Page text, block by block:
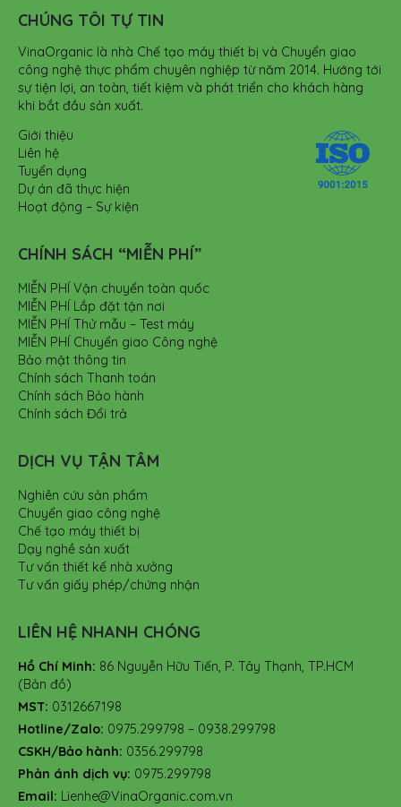
CHÚNG TÔI TỰ TIN
VinaOrganic là nhà Chế tạo máy thiết bị và Chuyển giao
công nghệ thực phẩm chuyên nghiệp từ năm 2014. Hướng tới
sự tiện lợi, an toàn, tiết kiệm và phát triển cho khách hàng
khi bắt đầu sản xuất.
Giới thiệu
Liên hệ
Tuyển dụng
Dự án đã thực hiện
Hoạt động – Sự kiện
CHÍNH SÁCH “MIỄN PHÍ”
MIỄN PHÍ Vận chuyển toàn quốc
MIỄN PHÍ Lắp đặt tận nơi
MIỄN PHÍ Thử mẫu – Test máy
MIỄN PHÍ Chuyển giao Công nghệ
Bảo mật thông tin
Chính sách Thanh toán
Chính sách Bảo hành
Chính sách Đổi trả
DỊCH VỤ TẬN TÂM
Nghiên cứu sản phẩm
Chuyển giao công nghệ
Chế tạo máy thiết bị
Dạy nghề sản xuất
Tư vấn thiết kế nhà xưởng
Tư vấn giấy phép/chứng nhận
LIÊN HỆ NHANH CHÓNG
Hồ Chí Minh: 86 Nguyễn Hữu Tiến, P. Tây Thạnh, TP.HCM
(Bản đồ)
MST: 0312667198
Hotline/Zalo: 0975.299798 – 0938.299798
CSKH/Bảo hành: 0356.299798
Phản ánh dịch vụ: 0975.299798
Email: Lienhe@VinaOrganic.com.vn